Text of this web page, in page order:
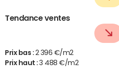
Tendance ventes
Prix bas : 2 396 €/m2
Prix haut :3 488 €/m2